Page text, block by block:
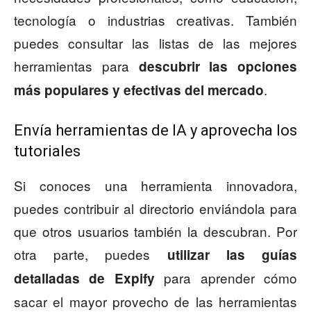
tecnología o industrias creativas. También
puedes consultar las listas de las mejores
herramientas para descubrir las opciones
más populares y efectivas del mercado.
Envía herramientas de IA y aprovecha los
tutoriales
Si conoces una herramienta innovadora,
puedes contribuir al directorio enviándola para
que otros usuarios también la descubran. Por
otra parte, puedes utilizar las guías
detalladas de Expify para aprender cómo
sacar el mayor provecho de las herramientas